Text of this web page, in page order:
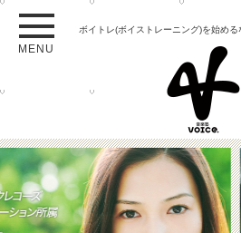
MENU
ボイトレ(ボイストレーニング)を始め